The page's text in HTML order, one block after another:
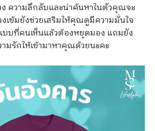
ความลึกลับและน่าค้นหาในตัวคุณจะ
เข้มยังช่วยเสริมให้คุณดูมีความมั่นใจ
บที่คนเห็นแล้วต้องหยุดมอง แถมยัง
มรักให้เข้ามาหาคุณด้วยนะคะ